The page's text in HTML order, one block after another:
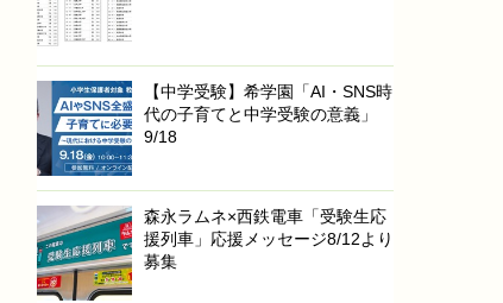
【中学受験】希学園「AI・SNS時
代の子育てと中学受験の意義」
9/18
森永ラムネ×西鉄電車「受験生応
援列車」応援メッセージ8/12より
募集